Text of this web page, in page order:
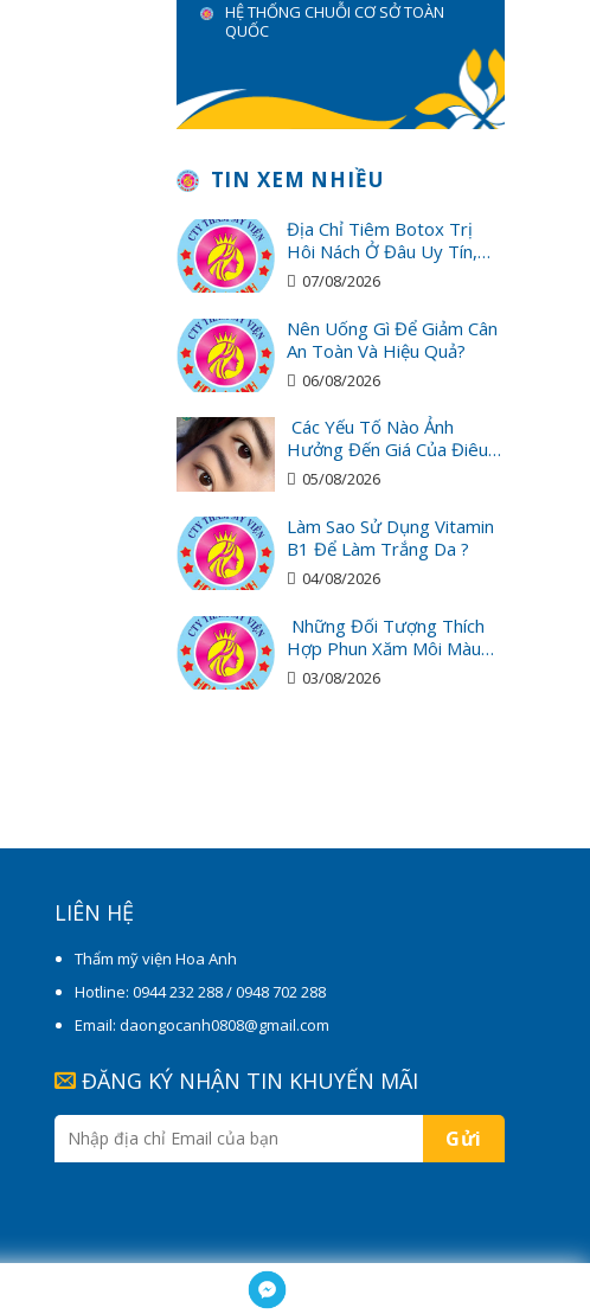
HỆ THỐNG CHUỖI CƠ SỞ TOÀN
QUỐC
TIN XEM NHIỀU
Địa Chỉ Tiêm Botox Trị
Hôi Nách Ở Đâu Uy Tín,
Giá Tốt?
07/08/2026
Nên Uống Gì Để Giảm Cân
An Toàn Và Hiệu Quả?
06/08/2026
Các Yếu Tố Nào Ảnh
Hưởng Đến Giá Của Điêu
Khắc Chân Mày ?
05/08/2026
Làm Sao Sử Dụng Vitamin
B1 Để Làm Trắng Da ?
04/08/2026
Những Đối Tượng Thích
Hợp Phun Xăm Môi Màu
Hồng Cam San Hô?
03/08/2026
LIÊN HỆ
Thẩm mỹ viện Hoa Anh
Hotline: 0944 232 288 / 0948 702 288
Email: daongocanh0808@gmail.com
ĐĂNG KÝ NHẬN TIN KHUYẾN MÃI